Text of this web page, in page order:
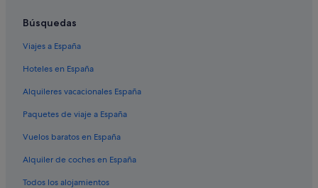
Búsquedas
Viajes a España
Hoteles en España
Alquileres vacacionales España
Paquetes de viaje a España
Vuelos baratos en España
Alquiler de coches en España
Todos los alojamientos